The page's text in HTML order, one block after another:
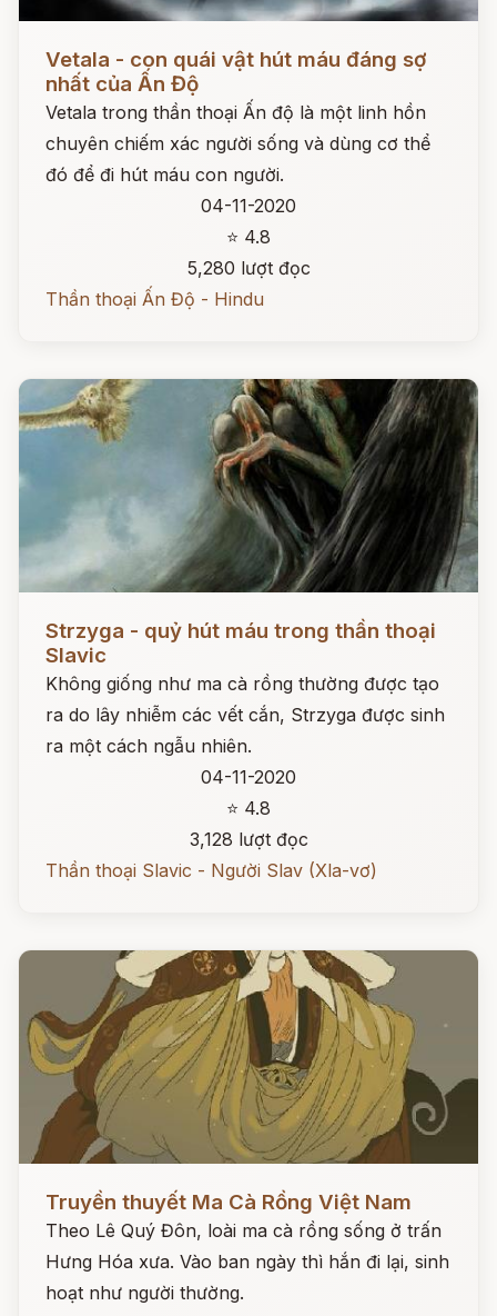
Vetala - con quái vật hút máu đáng sợ
nhất của Ấn Độ
Vetala trong thần thoại Ấn độ là một linh hồn
chuyên chiếm xác người sống và dùng cơ thể
đó để đi hút máu con người.
04-11-2020
⭐ 4.8
5,280 lượt đọc
Thần thoại Ấn Độ - Hindu
Strzyga - quỷ hút máu trong thần thoại
Slavic
Không giống như ma cà rồng thường được tạo
ra do lây nhiễm các vết cắn, Strzyga được sinh
ra một cách ngẫu nhiên.
04-11-2020
⭐ 4.8
3,128 lượt đọc
Thần thoại Slavic - Người Slav (Xla-vơ)
Đọc ngay
Truyền thuyết Ma Cà Rồng Việt Nam
Theo Lê Quý Đôn, loài ma cà rồng sống ở trấn
Hưng Hóa xưa. Vào ban ngày thì hắn đi lại, sinh
hoạt như người thường.